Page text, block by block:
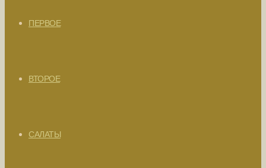
ПЕРВОЕ
ВТОРОЕ
САЛАТЫ